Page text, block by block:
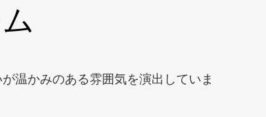
温かみのある雰囲気を演出していま